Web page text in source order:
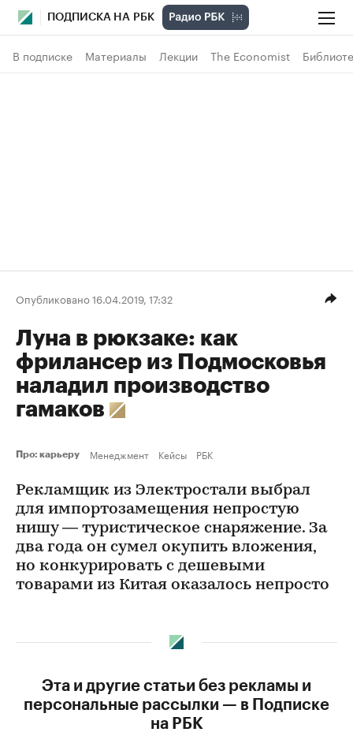
ПОДПИСКА НА РБК
В подписке Материалы Лекции The Economist
Опубликовано 16.04.2019, 17:32
Луна в рюкзаке: как
фрилансер из Подмосковья
наладил производство
гамаков
Про: карьеру Менеджмент Кейсы РБК
Рекламщик из Электростали выбрал
для импортозамещения непростую
нишу — туристическое снаряжение. За
два года он сумел окупить вложения,
но конкурировать с дешевыми
товарами из Китая оказалось непросто
Эта и другие статьи без рекламы и
персональные рассылки — в Подписке
на РБК